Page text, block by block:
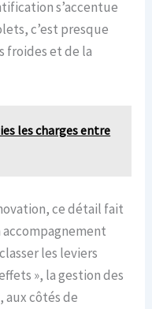
s’accentue
c’est presque
froides et de la
les charges entre
ce détail fait
les leviers
», la gestion des
aux côtés de